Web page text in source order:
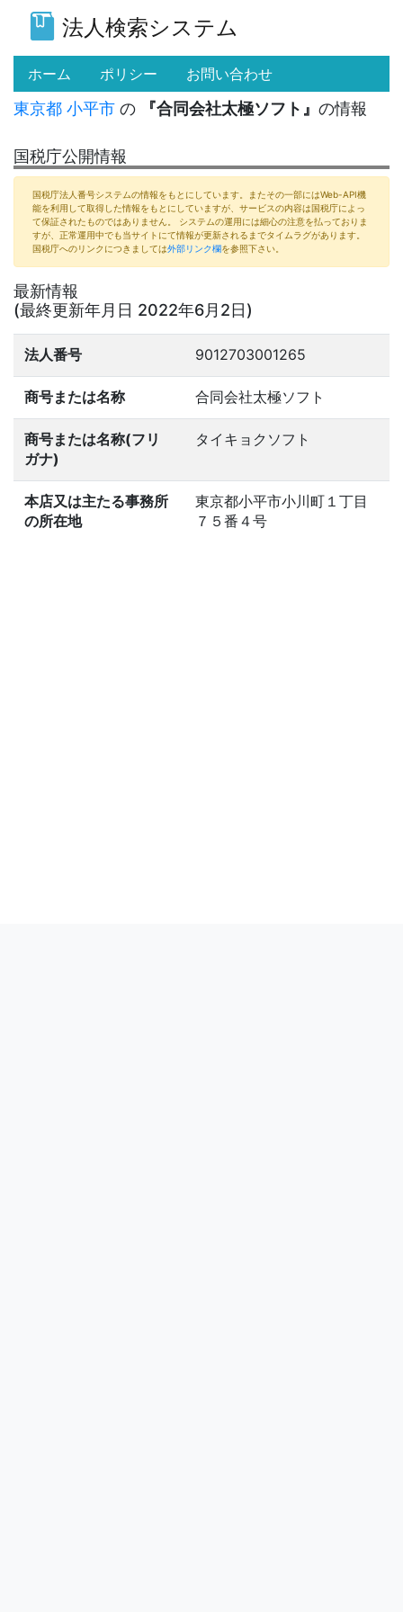
法人検索システム
ホーム (current)
ポリシー お問い合わせ
東京都 小平市 の 『合同会社太極ソフト』 の情報
国税庁公開情報
国税庁法人番号システムの情報をもとにしています。またその一部にはWeb-API機
能を利用して取得した情報をもとにしていますが、サービスの内容は国税庁によっ
て保証されたものではありません。 システムの運用には細心の注意を払っておりま
すが、正常運用中でも当サイトにて情報が更新されるまでタイムラグがあります。
国税庁へのリンクにつきましては外部リンク欄を参照下さい。
最新情報
(最終更新年月日 2022年6月2日)
法人番号 9012703001265
商号または名称 合同会社太極ソフト
商号または名称(フリ
ガナ)
タイキョクソフト
本店又は主たる事務所
の所在地
東京都小平市小川町１丁目
７５番４号